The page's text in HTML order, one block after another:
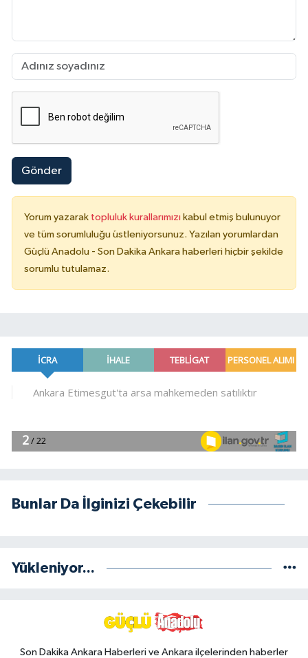
Gönder
Yorum yazarak topluluk kurallarımızı kabul etmiş bulunuyor
ve tüm sorumluluğu üstleniyorsunuz. Yazılan yorumlardan
Güçlü Anadolu - Son Dakika Ankara haberleri hiçbir şekilde
sorumlu tutulamaz.
Bunlar Da İlginizi Çekebilir
Yükleniyor...
Son Dakika Ankara Haberleri ve Ankara ilçelerinden haberler